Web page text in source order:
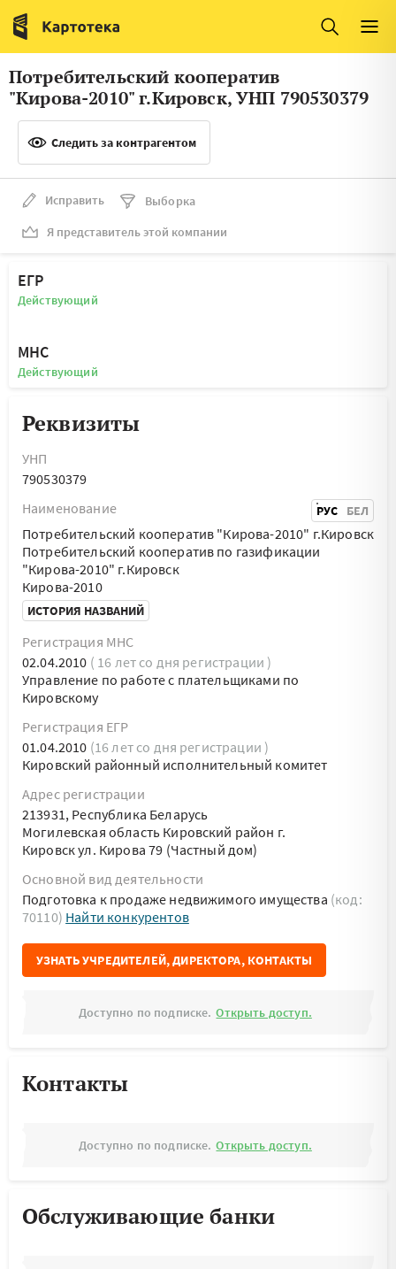
Италия
Люксембург
Литва
Латвия
Македония
Словения
Франция
Швеция
Мальта
Потребительский кооператив
"Кирова-2010" г.Кировск, УНП 790530379
Следить за контрагентом
Исправить
Выборка
Я представитель этой компании
ЕГР
Действующий
МНС
Действующий
Реквизиты
УНП
790530379
Наименование
РУС БЕЛ
Потребительский кооператив "Кирова-2010" г.Кировск
Потребительский кооператив по газификации
"Кирова-2010" г.Кировск
Кирова-2010
ИСТОРИЯ НАЗВАНИЙ
Регистрация МНС
02.04.2010 ( 16 лет со дня регистрации )
Управление по работе с плательщиками по
Кировскому
Регистрация ЕГР
01.04.2010 (16 лет со дня регистрации )
Кировский районный исполнительный комитет
Адрес регистрации
213931, Республика Беларусь
Могилевская область Кировский район г.
Кировск ул. Кирова 79 (Частный дом)
Основной вид деятельности
Подготовка к продаже недвижимого имущества (код:
70110) Найти конкурентов
УЗНАТЬ УЧРЕДИТЕЛЕЙ, ДИРЕКТОРА, КОНТАКТЫ
Доступно по подписке. Открыть доступ.
Контакты
Доступно по подписке. Открыть доступ.
Обслуживающие банки